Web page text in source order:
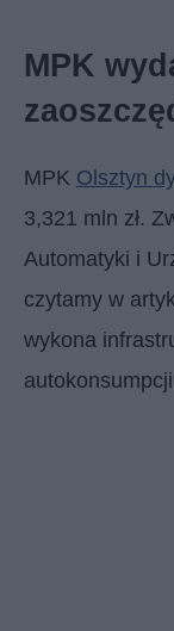
MPK
MPK Olsztyn
3,321 mln zł.
Automatyki i
czytamy w
wykona